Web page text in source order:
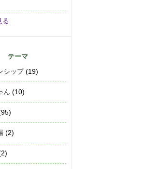
る
テーマ
シップ(19)
ん (10)
(2)